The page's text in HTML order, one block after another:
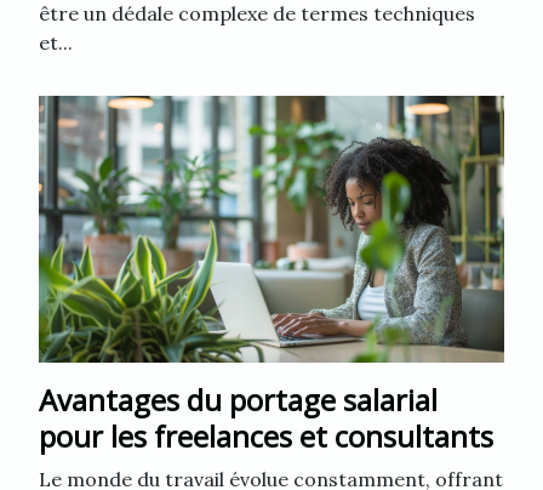
être un dédale complexe de termes techniques
et...
Avantages du portage salarial
pour les freelances et consultants
Le monde du travail évolue constamment, offrant